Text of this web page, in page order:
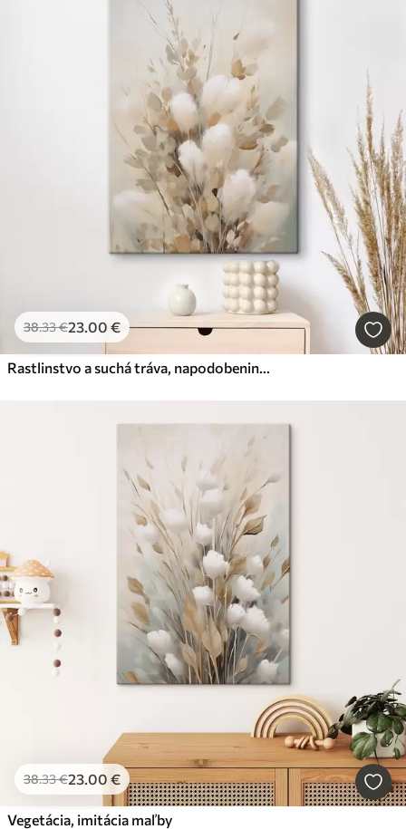
38.33€23.00 €
Rastlinstvo a suchá tráva, napodobenina maľby
38.33€23.00 €
Vegetácia, imitácia maľby